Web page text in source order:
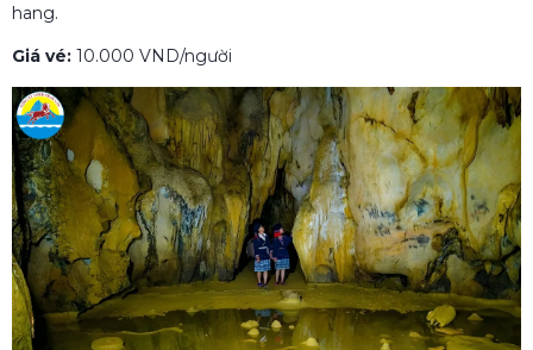
hang.
Giá vé: 10.000 VND/người